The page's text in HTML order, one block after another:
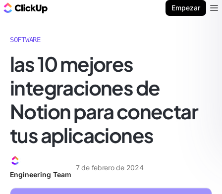
Empezar
SOFTWARE
las 10 mejores
integraciones de
Notion para conectar
tus aplicaciones
Engineering Team
7 de febrero de 2024